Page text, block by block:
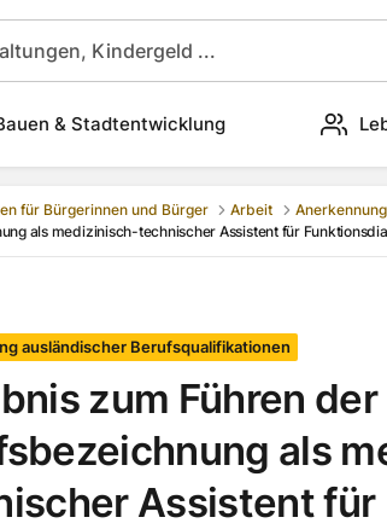
& Stadtentwicklung
für Bürgerinnen und Bürger Arbeit
als medizinisch-technischer Assistent für
ausländischer Berufsqualifikationen
zum Führen der
als
Assistent für